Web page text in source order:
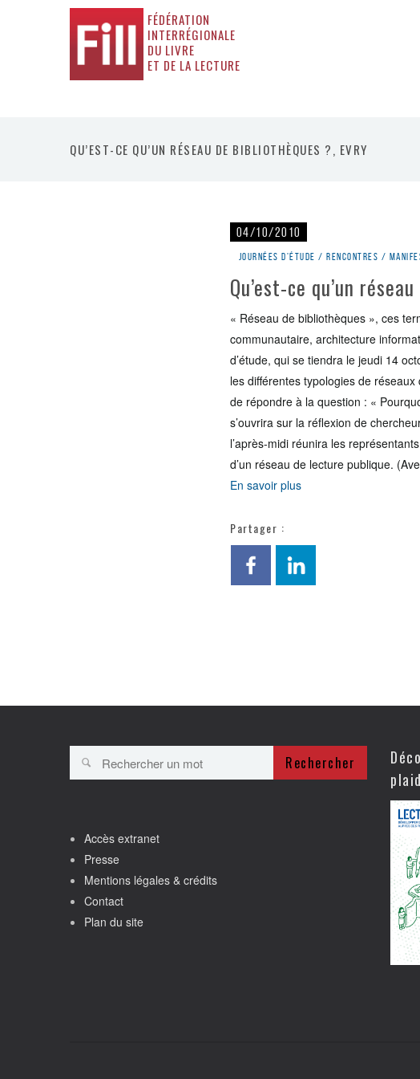
FÉDÉRATION
INTERRÉGIONALE
DU LIVRE
ET DE LA LECTURE
QU’EST-CE QU’UN RÉSEAU DE BIBLIOTHÈQUES ?, EVRY
04/10/2010
Journées d'étude / rencontres /
Qu’est-ce qu’un
« Réseau de bibliothèques », ces
communautaire, architecture
d’étude, qui se tiendra le jeudi 14
les différentes typologies de
de répondre à la question : «
s’ouvrira sur la réflexion de
l’après-midi réunira les
d’un réseau de lecture publique.
En savoir plus
Partager :
Rechercher
Accès extranet
Presse
Mentions légales & crédits
Contact
Plan du site